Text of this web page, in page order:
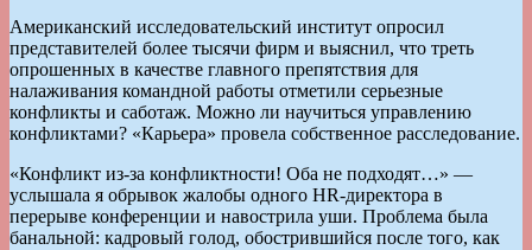
Американский исследовательский институт опросил
представителей более тысячи фирм и выяснил, что треть
опрошенных в качестве главного препятствия для
налаживания командной работы отметили серьезные
конфликты и саботаж. Можно ли научиться управлению
конфликтами? «Карьера» провела собственное расследование.
«Конфликт из-за конфликтности! Оба не подходят…» —
услышала я обрывок жалобы одного HR-директора в
перерыве конференции и навострила уши. Проблема была
банальной: кадровый голод, обострившийся после того, как